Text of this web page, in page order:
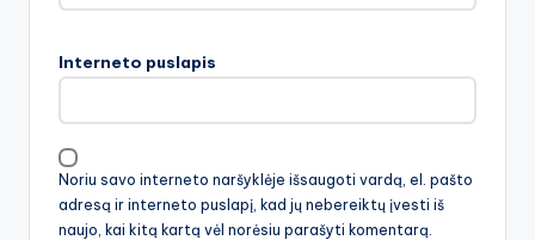
Interneto puslapis
Noriu savo interneto naršyklėje išsaugoti vardą, el. pašto
adresą ir interneto puslapį, kad jų nebereiktų įvesti iš
naujo, kai kitą kartą vėl norėsiu parašyti komentarą.